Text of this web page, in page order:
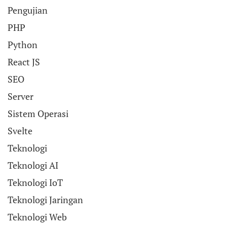
Pengujian
PHP
Python
React JS
SEO
Server
Sistem Operasi
Svelte
Teknologi
Teknologi AI
Teknologi IoT
Teknologi Jaringan
Teknologi Web